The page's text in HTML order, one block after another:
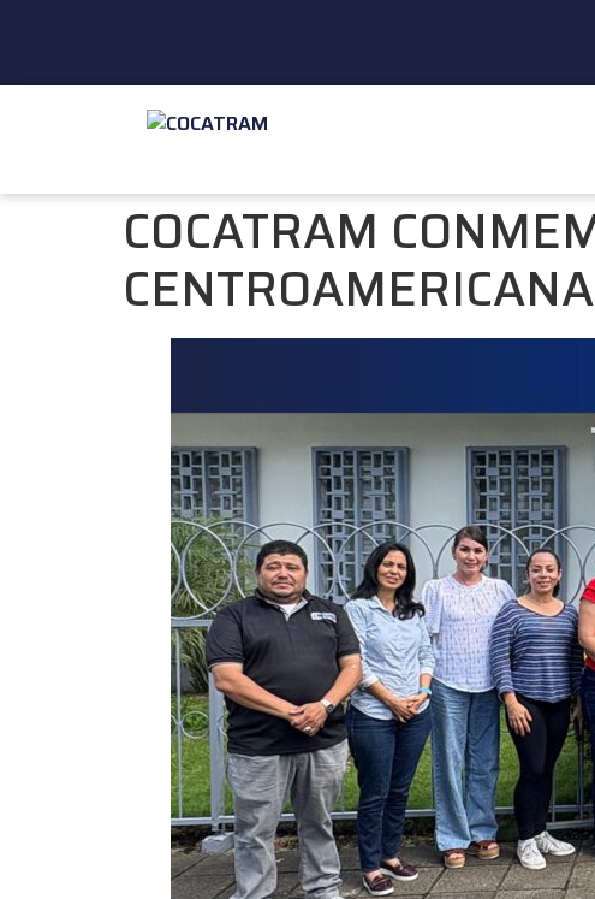
COCATRAM
CENTROAMERICANA